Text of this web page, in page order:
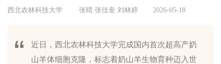
西北农林科技大学 张晴 张佳奎 刘林婷 2026-05-18
近日，西北农林科技大学完成国内首次超高产奶
山羊体细胞克隆，标志着奶山羊生物育种迈入世